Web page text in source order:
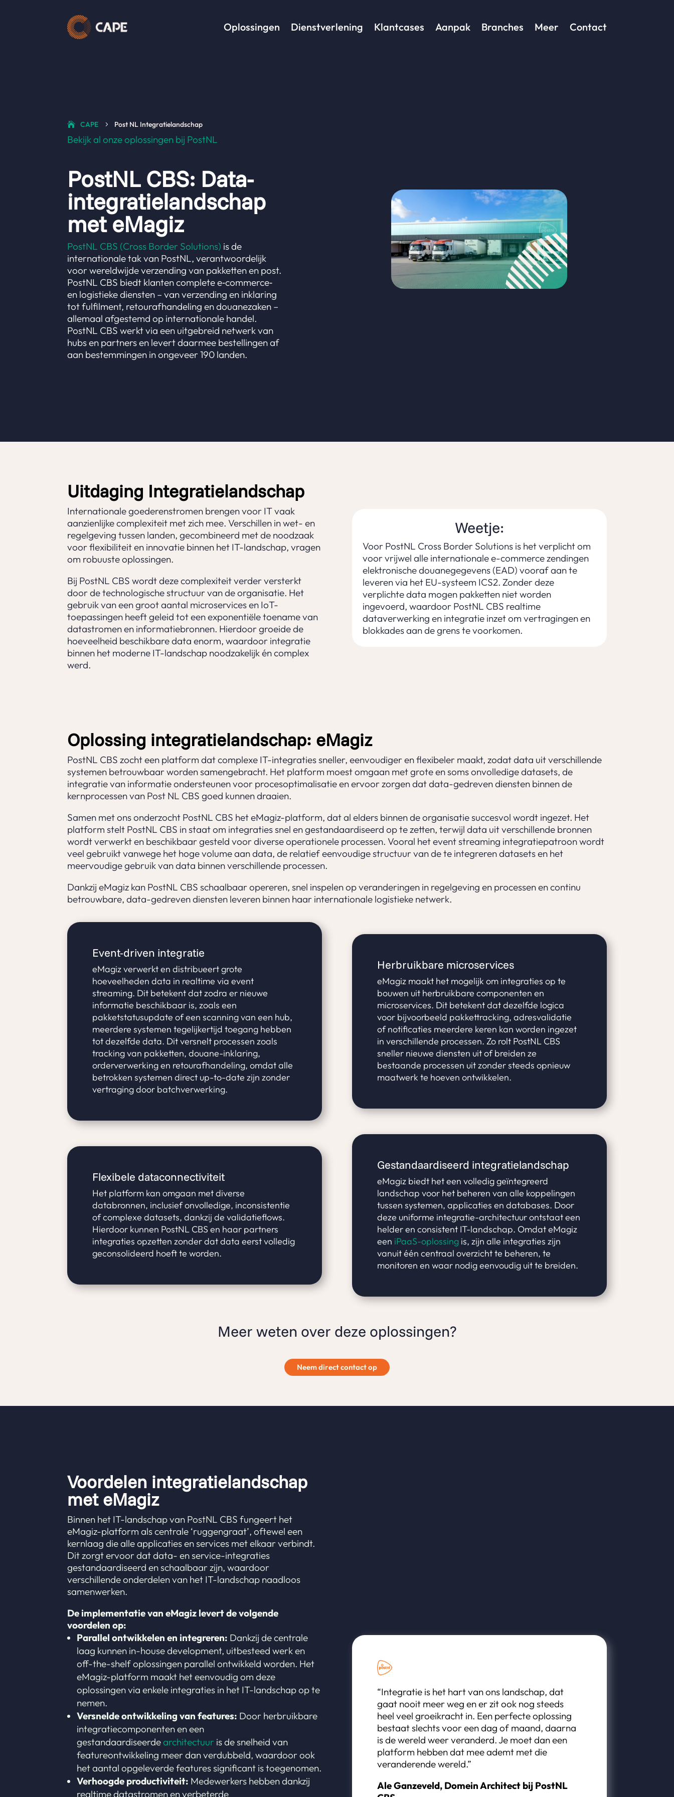
Oplossingen Dienstverlening Klantcases Aanpak Branches Meer Contact
CAPE 5 Post NL Integratielandschap
Bekijk al onze oplossingen bij PostNL
PostNL CBS: Data-
integratielandschap
met eMagiz
PostNL CBS (Cross Border Solutions) is de
internationale tak van PostNL, verantwoordelijk
voor wereldwijde verzending van pakketten en post.
PostNL CBS biedt klanten complete e‑commerce‑
en logistieke diensten – van verzending en inklaring
tot fulfilment, retourafhandeling en douanezaken –
allemaal afgestemd op internationale handel.
PostNL CBS werkt via een uitgebreid netwerk van
hubs en partners en levert daarmee bestellingen af
aan bestemmingen in ongeveer 190 landen.
Uitdaging Integratielandschap
Internationale goederenstromen brengen voor IT vaak
aanzienlijke complexiteit met zich mee. Verschillen in wet- en
regelgeving tussen landen, gecombineerd met de noodzaak
voor flexibiliteit en innovatie binnen het IT-landschap, vragen
om robuuste oplossingen.
Bij PostNL CBS wordt deze complexiteit verder versterkt
door de technologische structuur van de organisatie. Het
gebruik van een groot aantal microservices en IoT-
toepassingen heeft geleid tot een exponentiële toename van
datastromen en informatiebronnen. Hierdoor groeide de
hoeveelheid beschikbare data enorm, waardoor integratie
binnen het moderne IT-landschap noodzakelijk én complex
werd.
Weetje:
Voor PostNL Cross Border Solutions is het verplicht om
voor vrijwel alle internationale e-commerce zendingen
elektronische douanegegevens (EAD) vooraf aan te
leveren via het EU-systeem ICS2. Zonder deze
verplichte data mogen pakketten niet worden
ingevoerd, waardoor PostNL CBS realtime
dataverwerking en integratie inzet om vertragingen en
blokkades aan de grens te voorkomen.
Oplossing integratielandschap: eMagiz
PostNL CBS zocht een platform dat complexe IT-integraties sneller, eenvoudiger en flexibeler maakt, zodat data uit verschillende
systemen betrouwbaar worden samengebracht. Het platform moest omgaan met grote en soms onvolledige datasets, de
integratie van informatie ondersteunen voor procesoptimalisatie en ervoor zorgen dat data-gedreven diensten binnen de
kernprocessen van Post NL CBS goed kunnen draaien.
Samen met ons onderzocht PostNL CBS het eMagiz-platform, dat al elders binnen de organisatie succesvol wordt ingezet. Het
platform stelt PostNL CBS in staat om integraties snel en gestandaardiseerd op te zetten, terwijl data uit verschillende bronnen
wordt verwerkt en beschikbaar gesteld voor diverse operationele processen. Vooral het event streaming integratiepatroon wordt
veel gebruikt vanwege het hoge volume aan data, de relatief eenvoudige structuur van de te integreren datasets en het
meervoudige gebruik van data binnen verschillende processen.
Dankzij eMagiz kan PostNL CBS schaalbaar opereren, snel inspelen op veranderingen in regelgeving en processen en continu
betrouwbare, data-gedreven diensten leveren binnen haar internationale logistieke netwerk.
Event-driven integratie
eMagiz verwerkt en distribueert grote
hoeveelheden data in realtime via event
streaming. Dit betekent dat zodra er nieuwe
informatie beschikbaar is, zoals een
pakketstatusupdate of een scanning van een hub,
meerdere systemen tegelijkertijd toegang hebben
tot dezelfde data. Dit versnelt processen zoals
tracking van pakketten, douane-inklaring,
orderverwerking en retourafhandeling, omdat alle
betrokken systemen direct up-to-date zijn zonder
vertraging door batchverwerking.
Herbruikbare microservices
eMagiz maakt het mogelijk om integraties op te
bouwen uit herbruikbare componenten en
microservices. Dit betekent dat dezelfde logica
voor bijvoorbeeld pakkettracking, adresvalidatie
of notificaties meerdere keren kan worden ingezet
in verschillende processen. Zo rolt PostNL CBS
sneller nieuwe diensten uit of breiden ze
bestaande processen uit zonder steeds opnieuw
maatwerk te hoeven ontwikkelen.
Flexibele dataconnectiviteit
Het platform kan omgaan met diverse
databronnen, inclusief onvolledige, inconsistentie
of complexe datasets, dankzij de validatieflows.
Hierdoor kunnen PostNL CBS en haar partners
integraties opzetten zonder dat data eerst volledig
geconsolideerd hoeft te worden.
Gestandaardiseerd integratielandschap
eMagiz biedt het een volledig geïntegreerd
landschap voor het beheren van alle koppelingen
tussen systemen, applicaties en databases. Door
deze uniforme integratie-architectuur ontstaat een
helder en consistent IT-landschap. Omdat eMagiz
een iPaaS-oplossingis, zijn alle integraties zijn
vanuit één centraal overzicht te beheren, te
monitoren en waar nodig eenvoudig uit te breiden.
Meer weten over deze oplossingen?
Neem direct contact op
Voordelen integratielandschap
met eMagiz
Binnen het IT-landschap van PostNL CBS fungeert het
eMagiz-platform als centrale ‘ruggengraat’, oftewel een
kernlaag die alle applicaties en services met elkaar verbindt.
Dit zorgt ervoor dat data- en service-integraties
gestandaardiseerd en schaalbaar zijn, waardoor
verschillende onderdelen van het IT-landschap naadloos
samenwerken.
De implementatie van eMagiz levert de volgende
voordelen op:
Parallel ontwikkelen en integreren: Dankzij de centrale
laag kunnen in-house development, uitbesteed werk en
off-the-shelf oplossingen parallel ontwikkeld worden. Het
eMagiz-platform maakt het eenvoudig om deze
oplossingen via enkele integraties in het IT-landschap op te
nemen.
Versnelde ontwikkeling van features: Door herbruikbare
integratiecomponenten en een
gestandaardiseerdearchitectuur is de snelheid van
featureontwikkeling meer dan verdubbeld, waardoor ook
het aantal opgeleverde features significant is toegenomen.
Verhoogde productiviteit: Medewerkers hebben dankzij
realtime datastromen en verbeterde
“Integratie is het hart van ons landschap, dat
gaat nooit meer weg en er zit ook nog steeds
heel veel groeikracht in. Een perfecte oplossing
bestaat slechts voor een dag of maand, daarna
is de wereld weer veranderd. Je moet dan een
platform hebben dat mee ademt met die
veranderende wereld.”
Ale Ganzeveld, Domein Architect bij PostNL